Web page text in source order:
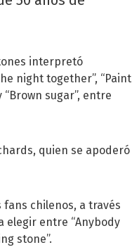
interpretó
night together”, “Paint
“Brown sugar”, entre
quien se apoderó
fans chilenos, a través
elegir entre “Anybody
stone”.